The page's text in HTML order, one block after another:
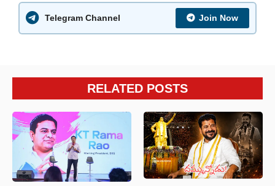
Telegram Channel Join Now
RELATED POSTS